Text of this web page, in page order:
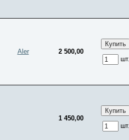
Aler
2 500,00
шт.
1 450,00
шт.